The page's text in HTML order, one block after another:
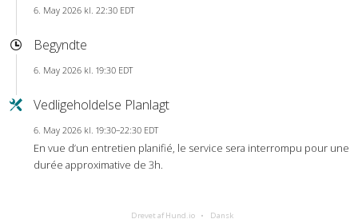
6. May 2026 kl. 22:30 EDT
Begyndte
6. May 2026 kl. 19:30 EDT
Vedligeholdelse Planlagt
6. May 2026 kl. 19:30–22:30 EDT
En vue d’un entretien planifié, le service sera interrompu pour une
durée approximative de 3h.
Drevet af Hund.io Dansk